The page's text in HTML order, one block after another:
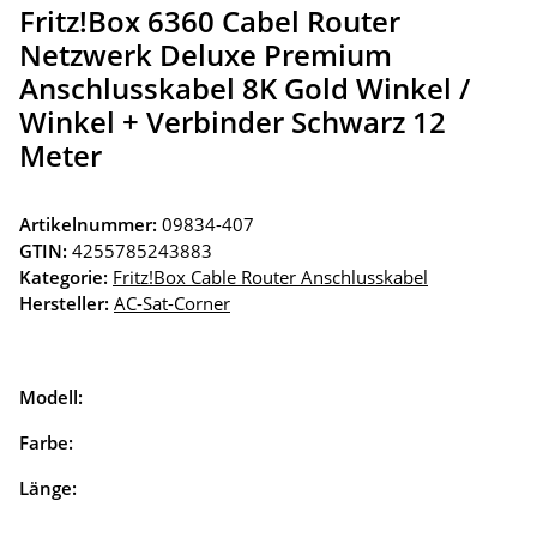
Fritz!Box 6360 Cabel Router
Netzwerk Deluxe Premium
Anschlusskabel 8K Gold Winkel /
Winkel + Verbinder Schwarz 12
Meter
Artikelnummer: 09834-407
GTIN: 4255785243883
Kategorie: Fritz!Box Cable Router Anschlusskabel
Hersteller: AC-Sat-Corner
Modell:
Farbe:
Länge: